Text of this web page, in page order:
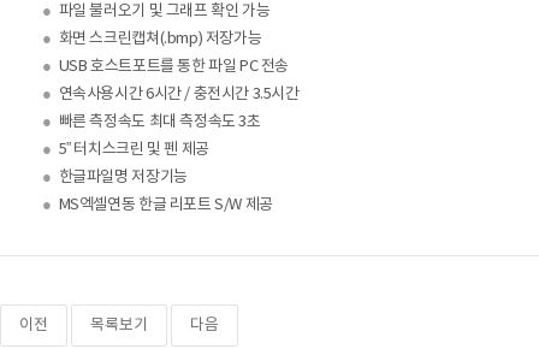
● 파일 불러오기 및 그래프 확인 가능
● 화면 스크린캡쳐(.bmp) 저장가능
● USB 호스트포트를 통한 파일 PC 전송
● 연속사용시간 6시간 / 충전시간 3.5시간
● 빠른 측정속도 최대 측정속도 3초
● 5” 터치스크린 및 펜 제공
● 한글파일명 저장기능
● MS엑셀연동 한글 리포트 S/W 제공
이전 목록보기 다음